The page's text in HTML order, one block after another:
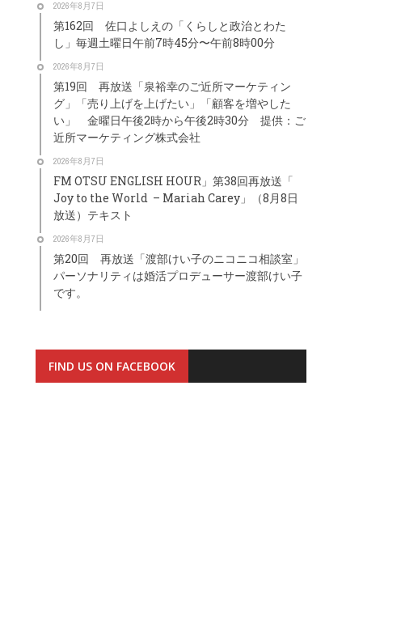
2026年8月7日
第162回 佐口よしえの「くらしと政治とわた
し」毎週土曜日午前7時45分〜午前8時00分
2026年8月7日
第19回 再放送「泉裕幸のご近所マーケティン
グ」「売り上げを上げたい」「顧客を増やした
い」 金曜日午後2時から午後2時30分 提供：ご
近所マーケティング株式会社
2026年8月7日
FM OTSU ENGLISH HOUR」第38回再放送「
Joy to the World – Mariah Carey」（8月8日
放送）テキスト
2026年8月7日
第20回 再放送「渡部けい子のニコニコ相談室」
パーソナリティは婚活プロデューサー渡部けい子
です。
FIND US ON FACEBOOK